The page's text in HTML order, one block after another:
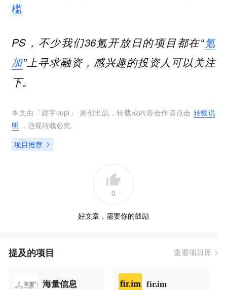
槛
PS，不少我们36氪开放日的项目都在“氪
加”上寻求融资，感兴趣的投资人可以关注
下。
本文由「鏡宇cupl 」 原创出品，转载或内容合作请点击 转载说
明 ，违规转载必究。
项目推荐
0
好文章，需要你的鼓励
提及的项目 查看项目库
海量信息 fir.im